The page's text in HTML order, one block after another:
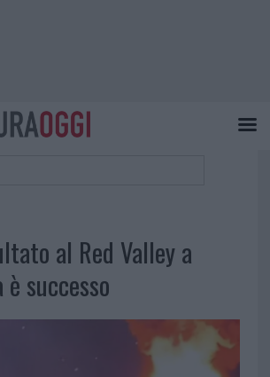
al Red Valley a
è successo